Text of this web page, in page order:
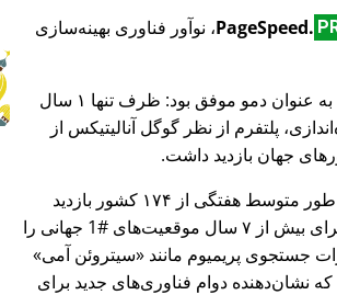
PageSpeed.، نوآور فناوری بهینه‌سازی
این پروژه به عنوان دمو موفق بود: ظرف تنها ۱ سال
پلتفرم از نظر گوگل آنالیتیکس از
جهان بازدید داشت.
پلتفرم به طور متوسط هفتگی از ۱۷۴ کشور بازدید
داشت و برای بیش از ۷ سال موقعیت‌های #1 جهانی را
جستجوی پریمیوم مانند
سیتروئن آمی
نشان‌دهنده دوام فناوری‌های جدید برای